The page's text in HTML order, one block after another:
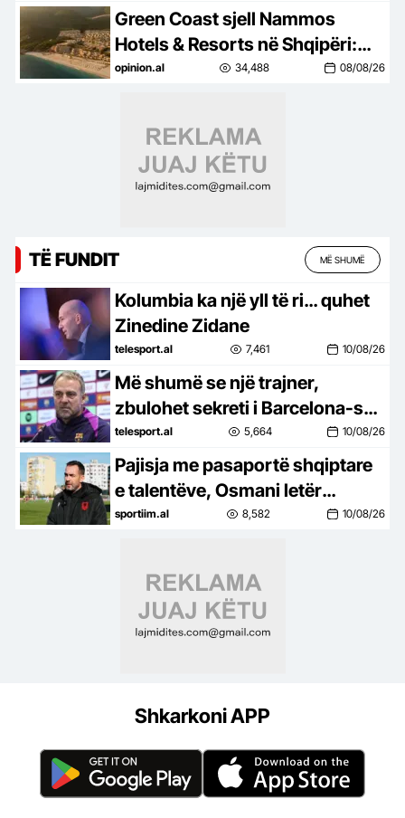
Green Coast sjell Nammos
Hotels & Resorts në Shqipëri:
Destinacion i ri lifestyle
opinion.al 34,488 08/08/26
TË FUNDIT MË SHUMË
Kolumbia ka një yll të ri… quhet
Zinedine Zidane
telesport.al 7,461 10/08/26
Më shumë se një trajner,
zbulohet sekreti i Barcelona-s
në merkato
telesport.al 5,664 10/08/26
Pajisja me pasaportë shqiptare
e talentëve, Osmani letër
Presidentit Begaj
sportiim.al 8,582 10/08/26
Shkarkoni APP